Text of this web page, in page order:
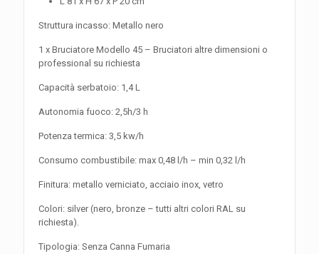
Struttura incasso: Metallo nero
1 x Bruciatore Modello 45 – Bruciatori altre dimensioni o
professional su richiesta
Capacità serbatoio: 1,4 L
Autonomia fuoco: 2,5h/3 h
Potenza termica: 3,5 kw/h
Consumo combustibile: max 0,48 l/h – min 0,32 l/h
Finitura: metallo verniciato, acciaio inox, vetro
Colori: silver (nero, bronze – tutti altri colori RAL su
richiesta).
Tipologia: Senza Canna Fumaria